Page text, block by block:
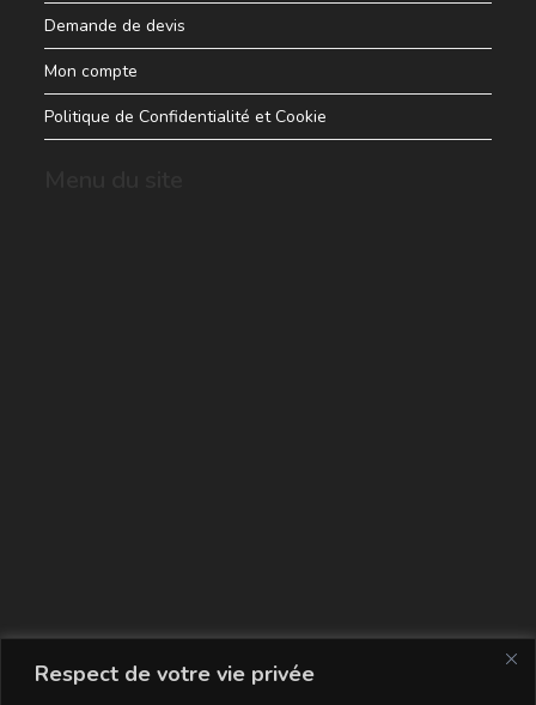
Respect de votre vie privée
Demande de devis
Mon compte
Politique de Confidentialité et Cookie
La carte